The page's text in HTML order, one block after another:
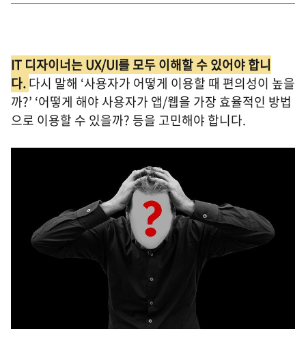
IT 디자이너는 UX/UI를 모두 이해할 수 있어야 합니
다.다시 말해 ‘사용자가 어떻게 이용할 때 편의성이 높을
까?’ ‘어떻게 해야 사용자가 앱/웹을 가장 효율적인 방법
으로 이용할 수 있을까? 등을 고민해야 합니다.